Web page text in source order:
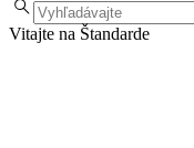
Vitajte na Štandarde